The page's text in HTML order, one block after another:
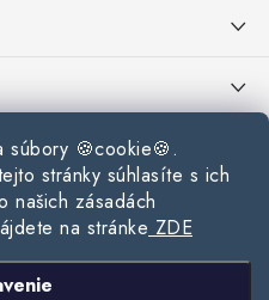
súbory 🍪cookie🍪.
stránky súhlasíte s ich
našich zásadách
na stránke ZDE
strechu?